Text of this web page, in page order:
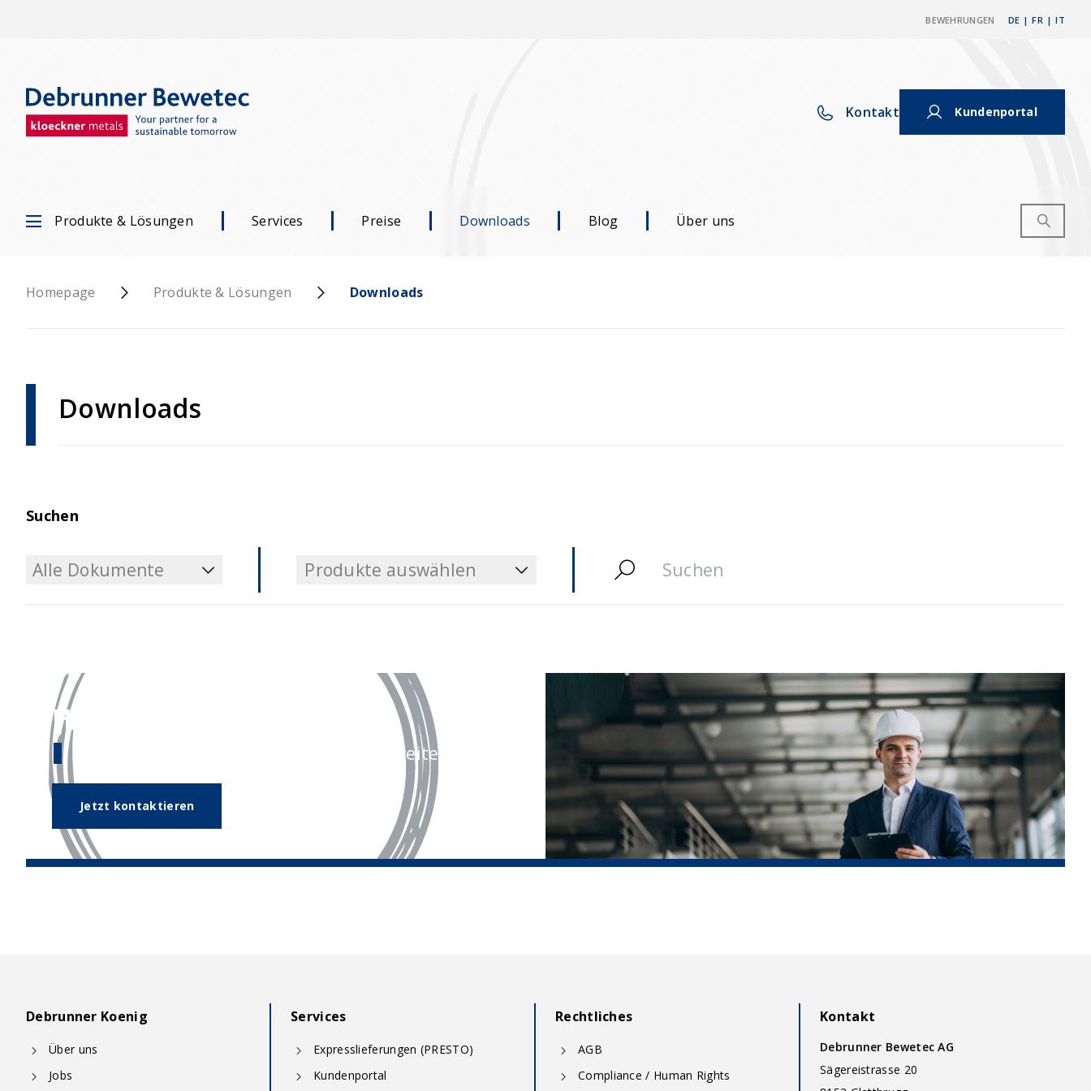
BEWEHRUNGEN IT
|
FR
|
DE
Kontakt Kundenportal
Produkte & Lösungen Services Preise Downloads Blog Über uns
Homepage Produkte & Lösungen Downloads
Downloads
Suchen
Alle Dokumente
Produkte auswählen
Haben Sie Fragen?
Unser Expertenteam hilft Ihnen gerne weiter.
Jetzt kontaktieren
Debrunner Koenig
Über uns
Jobs
Services
Expresslieferungen (PRESTO)
Kundenportal
Rechtliches
AGB
Compliance / Human Rights
Kontakt
Debrunner Bewetec AG
Sägereistrasse 20